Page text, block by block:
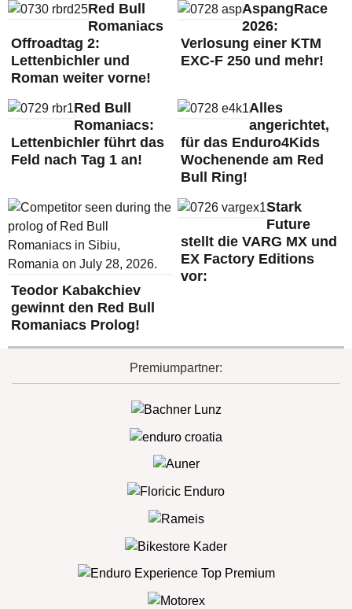
Red Bull
Romaniacs
Offroadtag 2:
Lettenbichler und
Roman weiter vorne!
AspangRace
2026:
Verlosung einer KTM
EXC-F 250 und mehr!
Red Bull
Romaniacs:
Lettenbichler führt das
Feld nach Tag 1 an!
Alles
angerichtet,
für das Enduro4Kids
Wochenende am Red
Bull Ring!
Teodor Kabakchiev
gewinnt den Red Bull
Romaniacs Prolog!
Stark
Future
stellt die VARG MX und
EX Factory Editions
vor:
Premiumpartner: